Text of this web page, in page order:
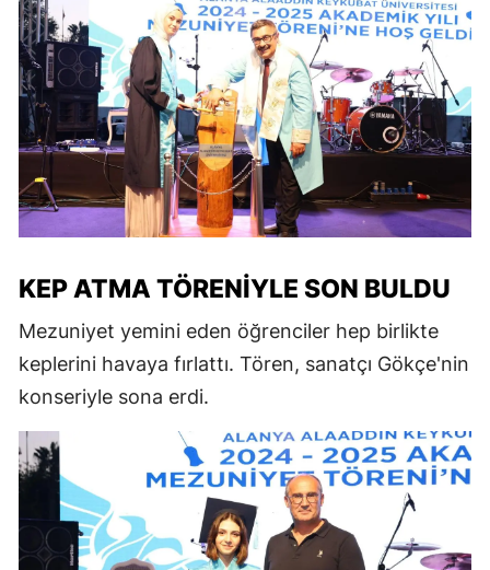
KEP ATMA TÖRENIYLE SON BULDU
Mezuniyet yemini eden öğrenciler hep birlikte
keplerini havaya fırlattı. Tören, sanatçı Gökçe'nin
konseriyle sona erdi.